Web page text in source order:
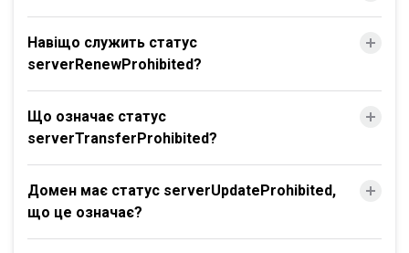
Навіщо служить статус
serverRenewProhibited?
Що означає статус
serverTransferProhibited?
Домен має статус serverUpdateProhibited,
що це означає?